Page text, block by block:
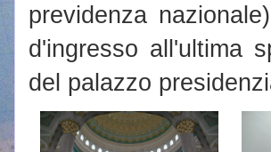
previdenza
d'ingresso all'ultima
del palazzo